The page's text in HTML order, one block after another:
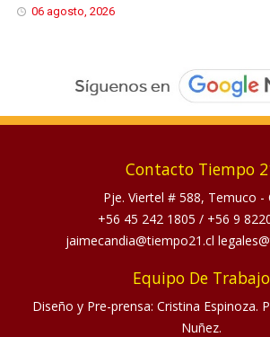
06 agosto, 2026
Contacto Tiempo
Pje. Viertel # 588, Temuco -
+56 45 242 1805 / +56 9
jaimecandia@tiempo21.cl
Equipo De Trabajo
Diseño y Pre-prensa: Cristina Espinoza.
Nuñez.